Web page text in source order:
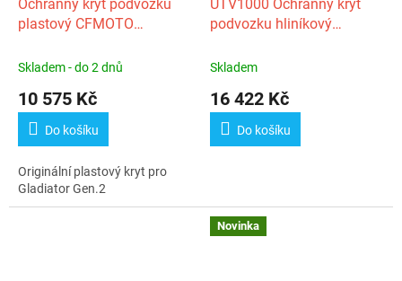
Ochranný kryt podvozku
plastový CFMOTO
Skladem - do 2 dnů
10 575 Kč
Do košíku
Originální plastový kryt pro
Gladiator Gen.2
UTV1000 Ochranný kryt
podvozku hliníkový
Skladem
16 422 Kč
Do košíku
Novinka